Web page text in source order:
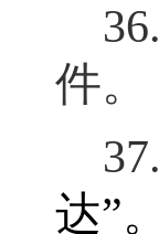
36.
件。
37.
达”。